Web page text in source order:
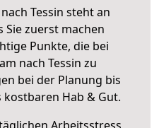
Tessin steht an
Sie zuerst machen
Punkte, die bei
nach Tessin zu
bei der Planung bis
Hab & Gut.